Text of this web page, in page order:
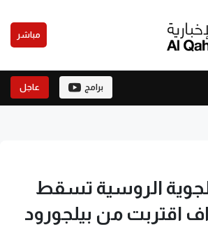
مباشر
برامج عاجل
الروسية تسقط
اقتربت من بيلجورود